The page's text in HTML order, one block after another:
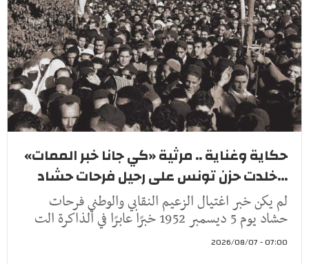
حكاية وغناية .. مرثية «كي جانا خبر الممات»
...خلدت حزن تونس على رحيل فرحات حشاد
لم يكن خبر اغتيال الزعيم النقابي والوطني فرحات
حشاد يوم 5 ديسمبر 1952 خبرًا عابرًا في الذاكرة الت
07:00 - 2026/08/07